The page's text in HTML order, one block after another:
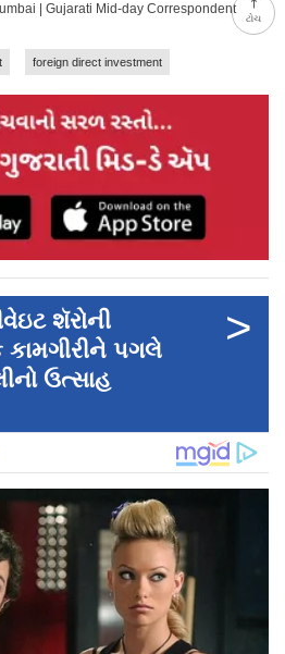
ટોચ
| Gujarati Mid-day Correspondent
foreign direct investment
શૅરોની
પગલે
ઉત્સાહ
>